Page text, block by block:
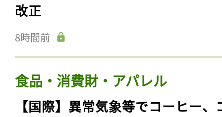
改正
8時間前
食品・消費財・アパレル
【国際】異常気象等でコーヒー、
会員登録